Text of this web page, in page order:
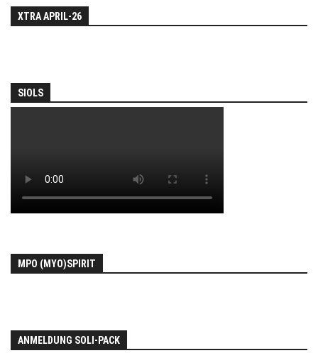
XTRA APRIL-26
SIOLS
MPO (MYO)SPIRIT
ANMELDUNG SOLI-PACK